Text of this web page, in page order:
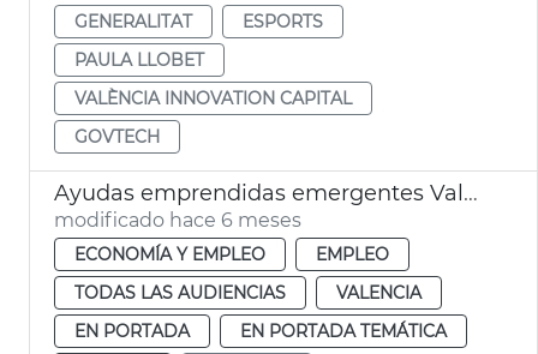
GENERALITAT
ESPORTS
PAULA LLOBET
VALÈNCIA INNOVATION CAPITAL
GOVTECH
Ayudas emprendidas emergentes València Innovation Capital
modificado hace 6 meses
ECONOMÍA Y EMPLEO
EMPLEO
TODAS LAS AUDIENCIAS
VALENCIA
EN PORTADA
EN PORTADA TEMÁTICA